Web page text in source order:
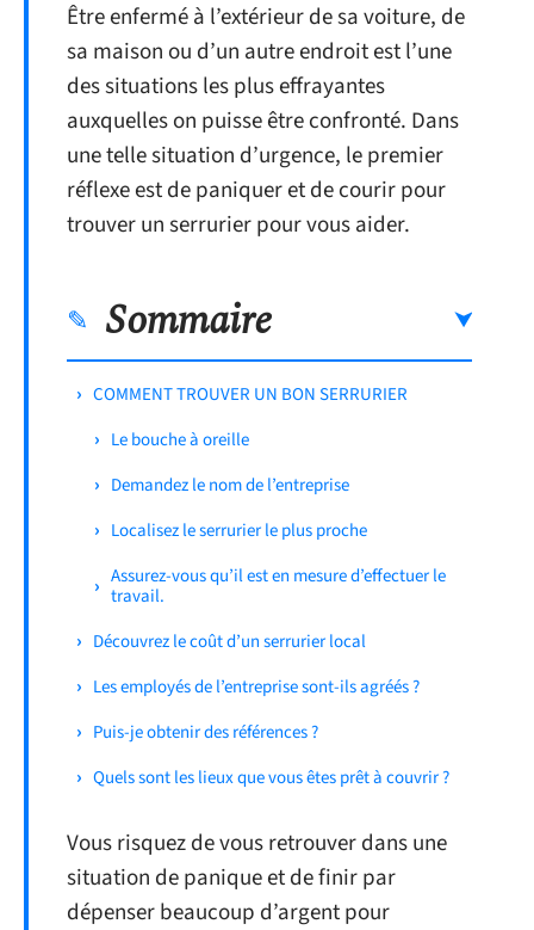
Être enfermé à l’extérieur de sa voiture, de
sa maison ou d’un autre endroit est l’une
des situations les plus effrayantes
auxquelles on puisse être confronté. Dans
une telle situation d’urgence, le premier
réflexe est de paniquer et de courir pour
trouver un serrurier pour vous aider.
Sommaire
COMMENT TROUVER UN BON SERRURIER
Le bouche à oreille
Demandez le nom de l’entreprise
Localisez le serrurier le plus proche
Assurez-vous qu’il est en mesure d’effectuer le
travail.
Découvrez le coût d’un serrurier local
Les employés de l’entreprise sont-ils agréés ?
Puis-je obtenir des références ?
Quels sont les lieux que vous êtes prêt à couvrir ?
Vous risquez de vous retrouver dans une
situation de panique et de finir par
dépenser beaucoup d’argent pour